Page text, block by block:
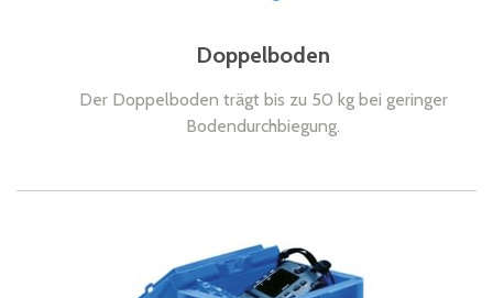
Doppelboden
Der Doppelboden trägt bis zu 50 kg bei geringer
Bodendurchbiegung.